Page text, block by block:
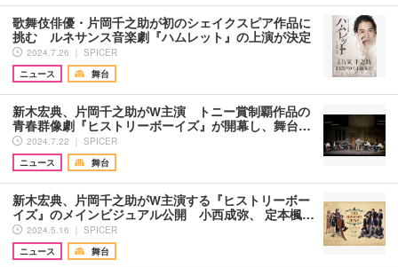
歌舞伎俳優・片岡千之助が初のシェイクスピア作品に
挑む ルネサンス音楽劇『ハムレット』の上演が決定
2024.7.26 ｜ SPICER
ニュース
舞台
新木宏典、片岡千之助がW主演 トニー賞制覇作品の
青春群像劇『ヒストリーボーイズ』が開幕し、舞台…
2024.7.22 ｜ SPICER
ニュース
舞台
新木宏典、片岡千之助がW主演する『ヒストリーボー
イズ』のメインビジュアル公開 小西成弥、 定本楓…
2024.5.16 ｜ SPICER
ニュース
舞台